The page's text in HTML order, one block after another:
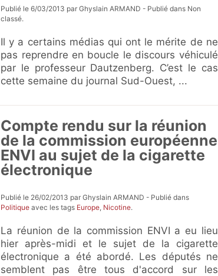
Publié le 6/03/2013 par Ghyslain ARMAND - Publié dans Non
classé.
Il y a certains médias qui ont le mérite de ne
pas reprendre en boucle le discours véhiculé
par le professeur Dautzenberg. C’est le cas
cette semaine du journal Sud-Ouest, ...
Compte rendu sur la réunion
de la commission européenne
ENVI au sujet de la cigarette
électronique
Publié le 26/02/2013 par Ghyslain ARMAND - Publié dans
Politique avec les tags Europe, Nicotine.
La réunion de la commission ENVI a eu lieu
hier après-midi et le sujet de la cigarette
électronique a été abordé. Les députés ne
semblent pas être tous d'accord sur les